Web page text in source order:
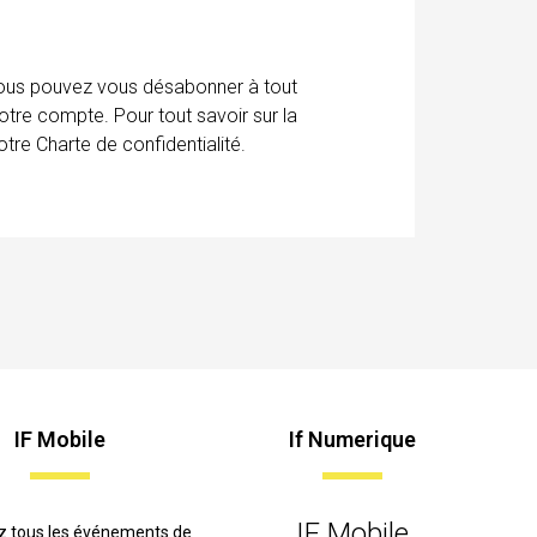
pouvez vous désabonner à tout
compte. Pour tout savoir sur la
Charte de confidentialité.
IF Mobile
tous les événements de
If Numerique